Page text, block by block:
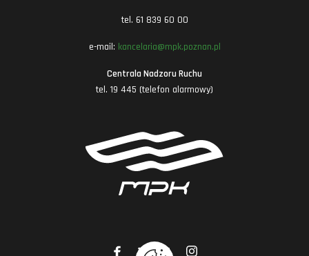
tel. 61 839 60 00
e-mail: kancelaria@mpk.poznan.pl
Centrala Nadzoru Ruchu
tel. 19 445 (telefon alarmowy)